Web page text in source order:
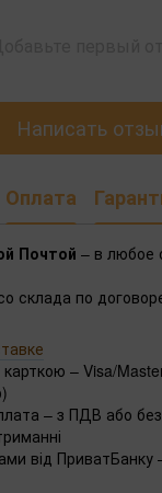
Написать
Оплата
Почтой – в любое
склада по
– Visa/
– з ПДВ або
від ПриватБанку